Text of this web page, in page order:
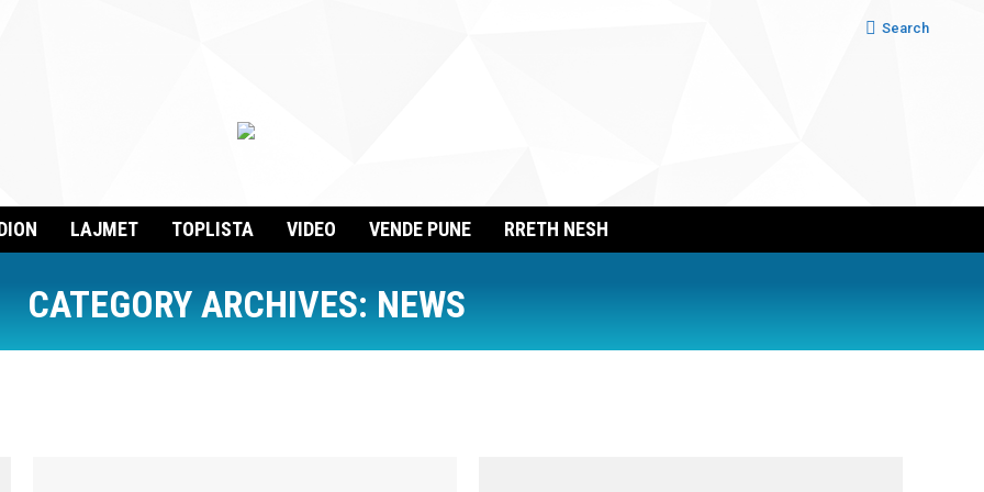
Search:
Search
LAJMET TOPLISTA VIDEO VENDE PUNE RRETH NESH
CATEGORY ARCHIVES:NEWS